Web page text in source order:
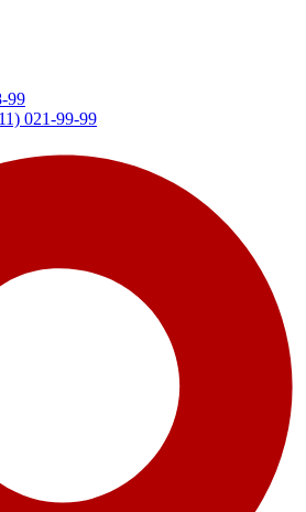
99
021-99-99